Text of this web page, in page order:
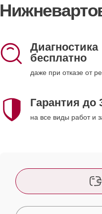
Диагностика
бесплатно
даже при отказе от
Гарантия до
на все виды работ и